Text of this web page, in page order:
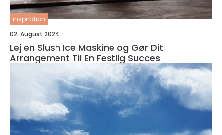
inspiration
02. August 2024
Lej en Slush Ice Maskine og Gør Dit
Arrangement Til En Festlig Succes